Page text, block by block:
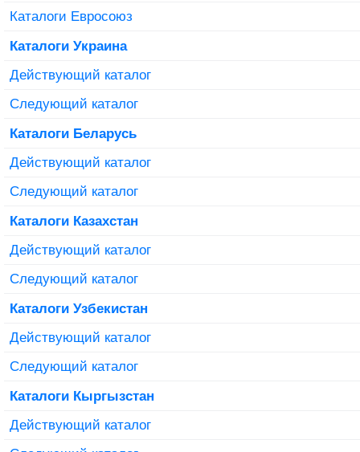
Каталоги Евросоюз
Каталоги Украина
Действующий каталог
Следующий каталог
Каталоги Беларусь
Действующий каталог
Следующий каталог
Каталоги Казахстан
Действующий каталог
Следующий каталог
Каталоги Узбекистан
Действующий каталог
Следующий каталог
Каталоги Кыргызстан
Действующий каталог